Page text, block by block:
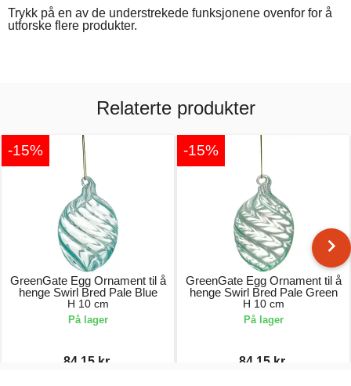
Trykk på en av de understrekede funksjonene ovenfor for å
utforske flere produkter.
Relaterte produkter
-15%
GreenGate Egg Ornament til å
henge Swirl Bred Pale Blue
H 10 cm
På lager
84,15 kr.
-15%
GreenGate Egg Ornament til å
henge Swirl Bred Pale Green
H 10 cm
På lager
84,15 kr.